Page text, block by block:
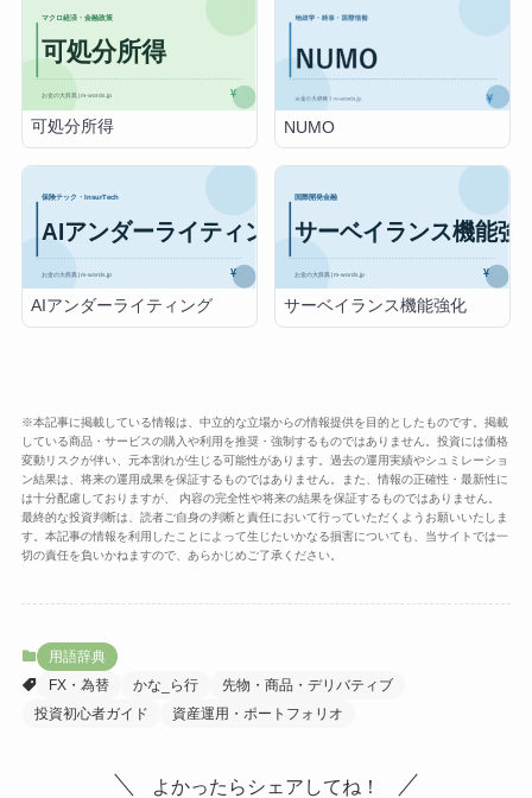
可処分所得 NUMO
AIアンダーライティング サーベイランス機能強化
※本記事に掲載している情報は、中立的な立場からの情報提供を目的としたものです。掲載
している商品・サービスの購入や利用を推奨・強制するものではありません。投資には価格
変動リスクが伴い、元本割れが生じる可能性があります。過去の運用実績やシュミレーショ
ン結果は、将来の運用成果を保証するものではありません。また、情報の正確性・最新性に
は十分配慮しておりますが、 内容の完全性や将来の結果を保証するものではありません。
最終的な投資判断は、読者ご自身の判断と責任において行っていただくようお願いいたしま
す。本記事の情報を利用したことによって生じたいかなる損害についても、当サイトでは一
切の責任を負いかねますので、あらかじめご了承ください。
用語辞典
FX・為替
かな_ら行
先物・商品・デリバティブ
投資初心者ガイド
資産運用・ポートフォリオ
よかったらシェアしてね！